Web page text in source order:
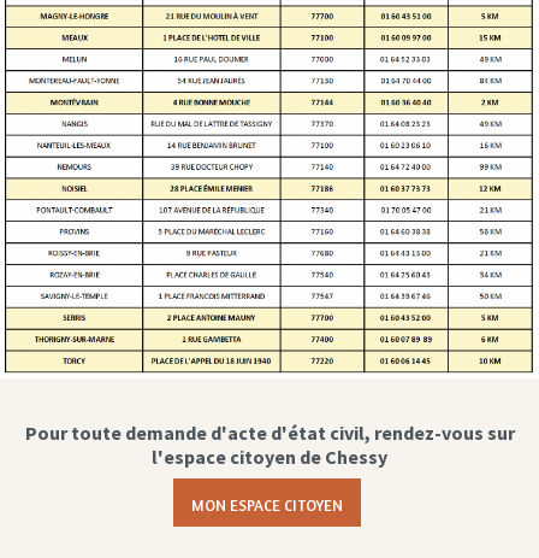
Pour toute demande d'acte d'état civil, rendez-vous sur
l'espace citoyen de Chessy
MON ESPACE CITOYEN